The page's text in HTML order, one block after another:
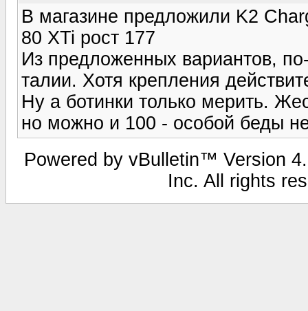
В магазине предложили K2
80 XTi рост 177
Из предложенных вариантов,
талии. Хотя крепления
Ну а ботинки только мерить.
но можно и 100 - особой беды
Powered by vBulletin™ Version
Inc. All rights